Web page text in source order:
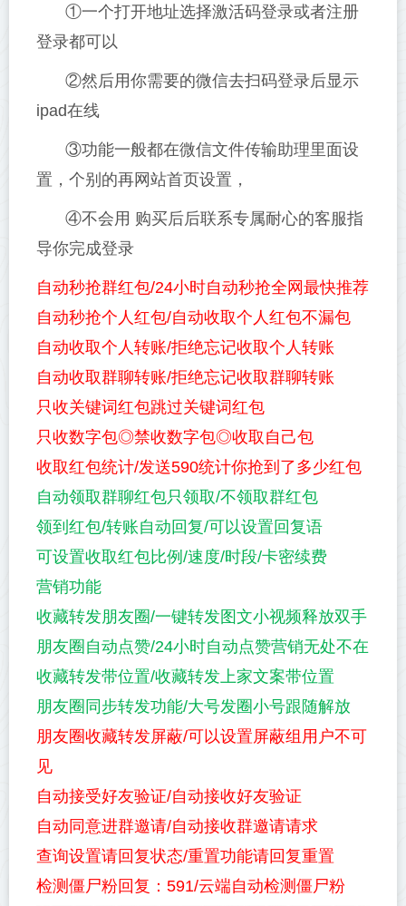
①一个打开地址选择激活码登录或者注册
登录都可以
②然后用你需要的微信去扫码登录后显示
ipad在线
③功能一般都在微信文件传输助理里面设
置，个别的再网站首页设置，
④不会用 购买后后联系专属耐心的客服指
导你完成登录
自动秒抢群红包/24小时自动秒抢全网最快推荐
自动秒抢个人红包/自动收取个人红包不漏包
自动收取个人转账/拒绝忘记收取个人转账
自动收取群聊转账/拒绝忘记收取群聊转账
只收关键词红包跳过关键词红包
只收数字包◎禁收数字包◎收取自己包
收取红包统计/发送590统计你抢到了多少红包
自动领取群聊红包只领取/不领取群红包
领到红包/转账自动回复/可以设置回复语
可设置收取红包比例/速度/时段/卡密续费
营销功能
收藏转发朋友圈/一键转发图文小视频释放双手
朋友圈自动点赞/24小时自动点赞营销无处不在
收藏转发带位置/收藏转发上家文案带位置
朋友圈同步转发功能/大号发圈小号跟随解放
朋友圈收藏转发屏蔽/可以设置屏蔽组用户不可
见
自动接受好友验证/自动接收好友验证
自动同意进群邀请/自动接收群邀请请求
查询设置请回复状态/重置功能请回复重置
检测僵尸粉回复：591/云端自动检测僵尸粉